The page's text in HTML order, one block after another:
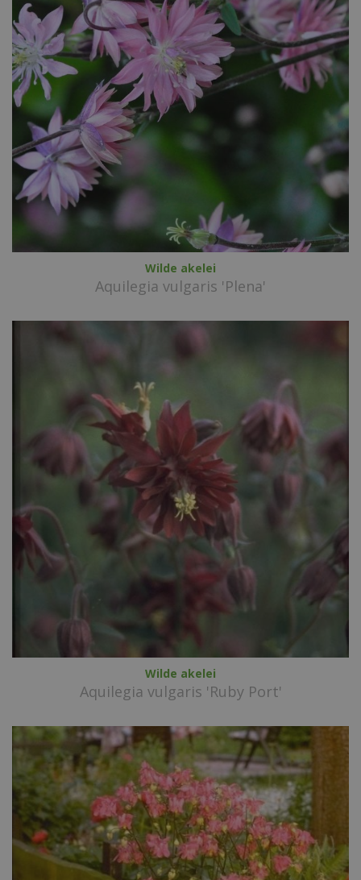
Wilde akelei
Aquilegia vulgaris 'Plena'
Wilde akelei
Aquilegia vulgaris 'Ruby Port'